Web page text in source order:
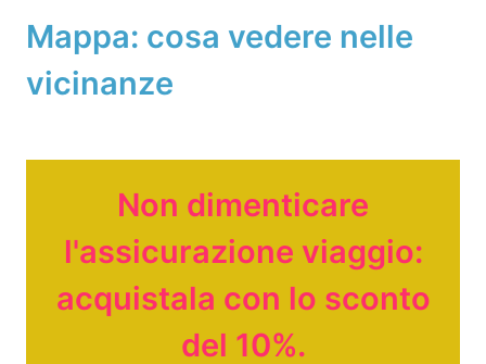
Mappa: cosa vedere nelle
vicinanze
Non dimenticare
l'assicurazione viaggio:
acquistala con lo sconto
del 10%.